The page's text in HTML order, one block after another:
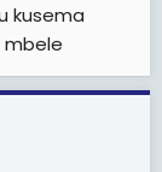
kusema
mbele